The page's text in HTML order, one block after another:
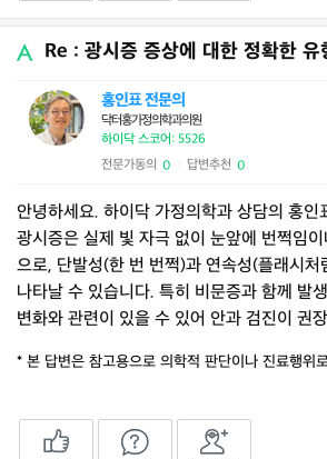
Re : 광시증 증상에 대한 정확한 유
홍인표 전문의
닥터홍가정의학과의원
하이닥 스코어: 5526
전문가동의 0 답변추천 0
안녕하세요. 하이닥 가정의학과 상담의 홍인
광시증은 실제 빛 자극 없이 눈앞에 번쩍임
으로, 단발성(한 번 번쩍)과 연속성(플래시
나타날 수 있습니다. 특히 비문증과 함께 발
변화와 관련이 있을 수 있어 안과 검진이 권
* 본 답변은 참고용으로 의학적 판단이나 진료행위